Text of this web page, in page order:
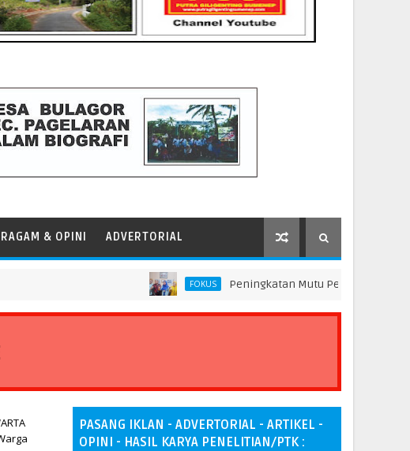
& OPINI ADVERTORIAL
FOKUS Peningkatan Mutu Pendidikan di SMP Darus
PASANG IKLAN - ADVERTORIAL - ARTIKEL -
OPINI - HASIL KARYA PENELITIAN/PTK :